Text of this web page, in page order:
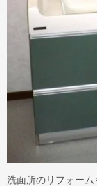
洗面所のリフォーム